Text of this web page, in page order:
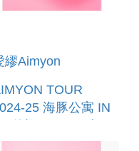
繆Aimyon
TOUR
25 海豚公寓 IN
口初回限定2BLU-